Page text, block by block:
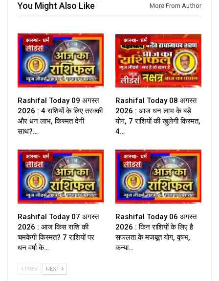
You Might Also Like More From Author
आस्था- धर्म
Rashifal Today 09 अगस्त
2026 : 4 राशियों के लिए तरक्की
और धन लाभ, किस्मत देगी
साथ?…
आस्था- धर्म
Rashifal Today 08 अगस्त
2026 : आज धन लाभ के बड़े
योग, 7 राशियों की खुलेगी किस्मत,
4…
आस्था- धर्म
Rashifal Today 07 अगस्त
2026 : आज किस राशि की
चमकेगी किस्मत? 7 राशियों पर
धन वर्षा के…
आस्था- धर्म
Rashifal Today 06 अगस्त
2026 : किन राशियों के लिए है
सफलता के मजबूत योग, वृषभ,
कन्या…
PREV NEXT